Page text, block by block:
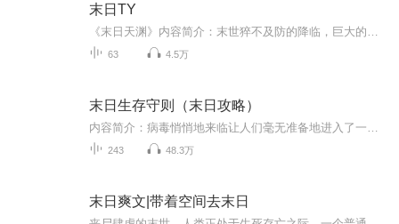
末日TY
63 4.5万
末日生存守则（末日攻略）
243 48.3万
末日爽文|带着空间去末日